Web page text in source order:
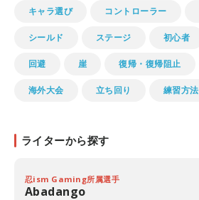
キャラ選び コントローラー
シールド ステージ 初心者
回避 崖 復帰・復帰阻止
海外大会 立ち回り 練習方法
ライターから探す
忍ism Gaming所属選手
Abadango